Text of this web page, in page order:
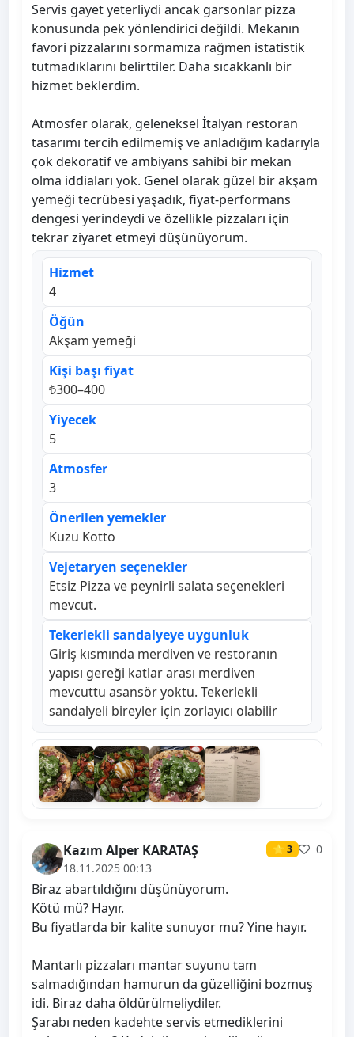
Servis gayet yeterliydi ancak garsonlar pizza
konusunda pek yönlendirici değildi. Mekanın
favori pizzalarını sormamıza rağmen istatistik
tutmadıklarını belirttiler. Daha sıcakkanlı bir
hizmet beklerdim.
Atmosfer olarak, geleneksel İtalyan restoran
tasarımı tercih edilmemiş ve anladığım kadarıyla
çok dekoratif ve ambiyans sahibi bir mekan
olma iddiaları yok. Genel olarak güzel bir akşam
yemeği tecrübesi yaşadık, fiyat-performans
dengesi yerindeydi ve özellikle pizzaları için
tekrar ziyaret etmeyi düşünüyorum.
Hizmet
4
Öğün
Akşam yemeği
Kişi başı fiyat
₺300–400
Yiyecek
5
Atmosfer
3
Önerilen yemekler
Kuzu Kotto
Vejetaryen seçenekler
Etsiz Pizza ve peynirli salata seçenekleri
mevcut.
Tekerlekli sandalyeye uygunluk
Giriş kısmında merdiven ve restoranın
yapısı gereği katlar arası merdiven
mevcuttu asansör yoktu. Tekerlekli
sandalyeli bireyler için zorlayıcı olabilir
Kazım Alper KARATAŞ ⭐ 3
0
18.11.2025 00:13
Biraz abartıldığını düşünüyorum.
Kötü mü? Hayır.
Bu fiyatlarda bir kalite sunuyor mu? Yine hayır.
Mantarlı pizzaları mantar suyunu tam
salmadığından hamurun da güzelliğini bozmuş
idi. Biraz daha öldürülmeliydiler.
Şarabı neden kadehte servis etmediklerini